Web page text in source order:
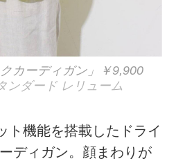
カーディガン」￥9,900
ンダード レリューム
ト機能を搭載したドライ
ディガン。顔まわりが